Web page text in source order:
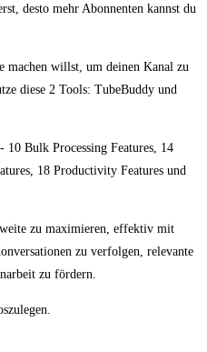
desto mehr Abonnenten kannst du
machen willst, um deinen Kanal zu
diese 2 Tools: TubeBuddy und
Bulk Processing Features, 14
18 Productivity Features und
zu maximieren, effektiv mit
zu verfolgen, relevante
zu fördern.